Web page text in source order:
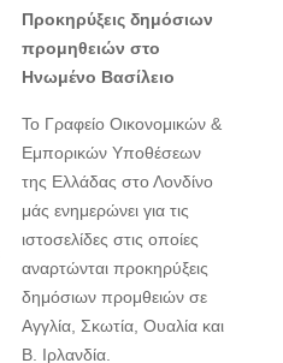
Προκηρύξεις δημόσιων
προμηθειών στο
Ηνωμένο Βασίλειο
Το Γραφείο Οικονομικών &
Εμπορικών Υποθέσεων
της Ελλάδας στο Λονδίνο
μάς ενημερώνει για τις
ιστοσελίδες στις οποίες
αναρτώνται προκηρύξεις
δημόσιων προμθειών σε
Αγγλία, Σκωτία, Ουαλία και
Β. Ιρλανδία.